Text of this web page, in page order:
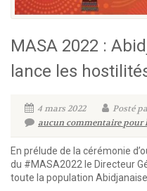
MASA 2022 :
lance les
4 mars 2022 Posté
aucun commentaire pour
En prélude de la cérémonie
du #MASA2022 le Directeur
toute la population Abidjanaise